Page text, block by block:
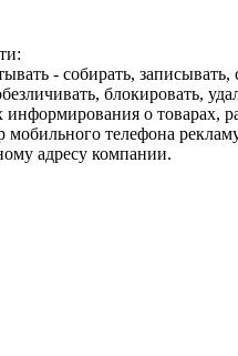
- собирать, записывать,
блокировать,
о товарах,
телефона
адресу компании.